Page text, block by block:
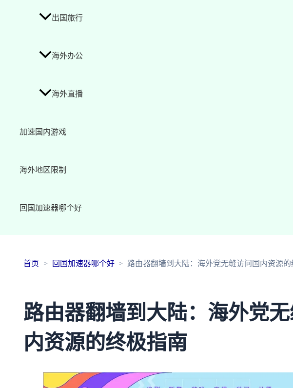
出国旅行
海外办公
海外直播
加速国内游戏
海外地区限制
回国加速器哪个好
首页 回国加速器哪个好 路由器翻墙到大陆：海外党无缝访问国内资源的
路由器翻墙到大陆：海外党无
内资源的终极指南